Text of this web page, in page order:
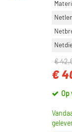
€
€
Op